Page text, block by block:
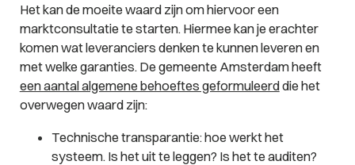
Het kan de moeite waard zijn om hiervoor een
marktconsultatie te starten. Hiermee kan je erachter
komen wat leveranciers denken te kunnen leveren en
met welke garanties. De gemeente Amsterdam heeft
een aantal algemene behoeftes geformuleerddie het
overwegen waard zijn:
Technische transparantie: hoe werkt het
systeem. Is het uit te leggen? Is het te auditen?